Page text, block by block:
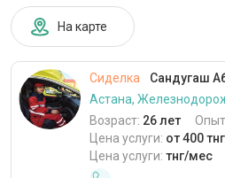
На карте
Сиделка
Сандугаш
Астана,
Возраст: 26 лет
Цена услуги: от 400
Цена услуги: тнг/мес